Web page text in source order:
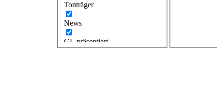
Tonträger
News
GL präsentiert